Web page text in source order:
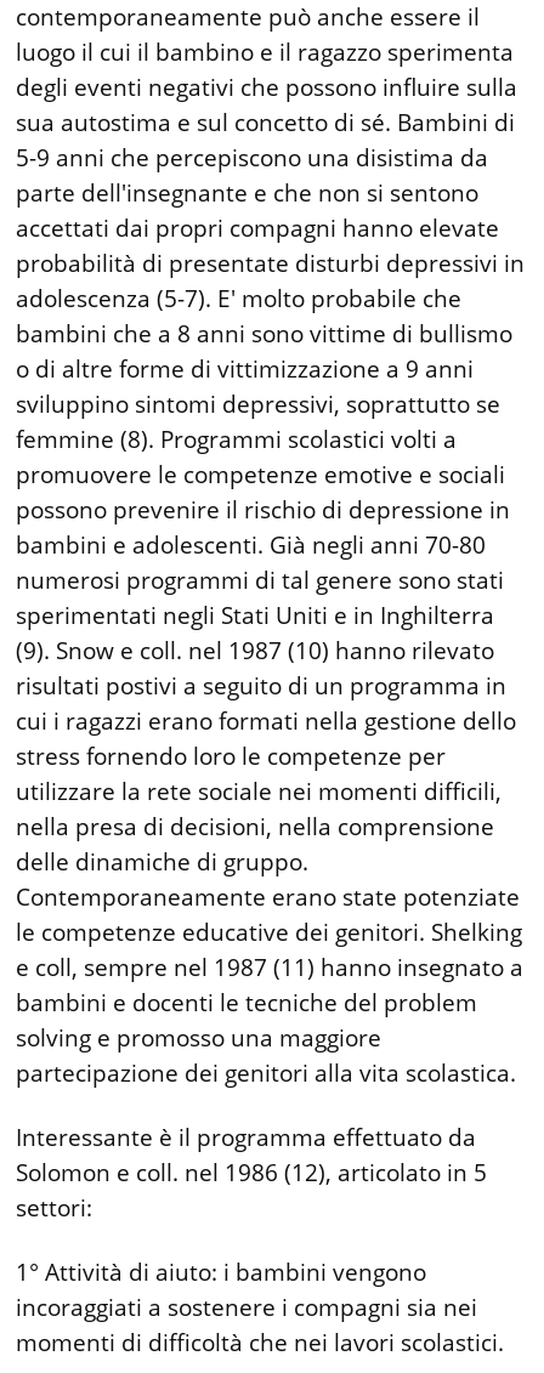
contemporaneamente può anche essere il
luogo il cui il bambino e il ragazzo sperimenta
degli eventi negativi che possono influire sulla
sua autostima e sul concetto di sé. Bambini di
5-9 anni che percepiscono una disistima da
parte dell'insegnante e che non si sentono
accettati dai propri compagni hanno elevate
probabilità di presentate disturbi depressivi in
adolescenza (5-7). E' molto probabile che
bambini che a 8 anni sono vittime di bullismo
o di altre forme di vittimizzazione a 9 anni
sviluppino sintomi depressivi, soprattutto se
femmine (8). Programmi scolastici volti a
promuovere le competenze emotive e sociali
possono prevenire il rischio di depressione in
bambini e adolescenti. Già negli anni 70-80
numerosi programmi di tal genere sono stati
sperimentati negli Stati Uniti e in Inghilterra
(9). Snow e coll. nel 1987 (10) hanno rilevato
risultati postivi a seguito di un programma in
cui i ragazzi erano formati nella gestione dello
stress fornendo loro le competenze per
utilizzare la rete sociale nei momenti difficili,
nella presa di decisioni, nella comprensione
delle dinamiche di gruppo.
Contemporaneamente erano state potenziate
le competenze educative dei genitori. Shelking
e coll, sempre nel 1987 (11) hanno insegnato a
bambini e docenti le tecniche del problem
solving e promosso una maggiore
partecipazione dei genitori alla vita scolastica.
Interessante è il programma effettuato da
Solomon e coll. nel 1986 (12), articolato in 5
settori:
1° Attività di aiuto: i bambini vengono
incoraggiati a sostenere i compagni sia nei
momenti di difficoltà che nei lavori scolastici.